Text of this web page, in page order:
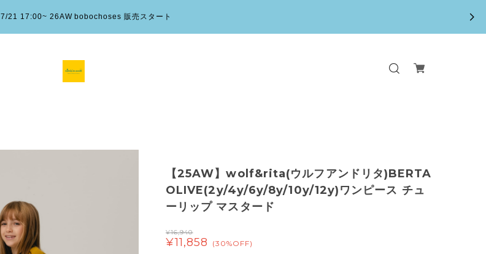
7/21 17:00~ 26AW bobochoses 販売スタート
【25AW】wolf&rita(ウルフアンドリタ)BERTA
OLIVE(2y/4y/6y/8y/10y/12y)ワンピース チュ
ーリップ マスタード
¥16,940
¥11,858 (30%OFF)